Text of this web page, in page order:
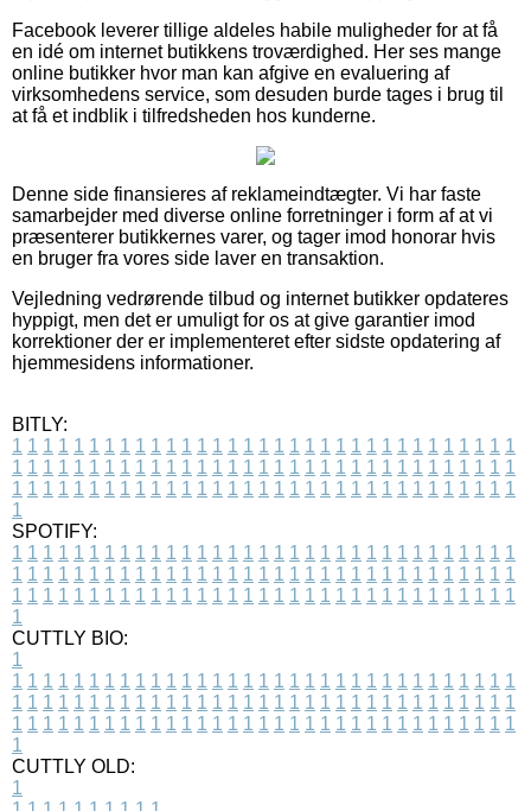
Facebook leverer tillige aldeles habile muligheder for at få
en idé om internet butikkens troværdighed. Her ses mange
online butikker hvor man kan afgive en evaluering af
virksomhedens service, som desuden burde tages i brug til
at få et indblik i tilfredsheden hos kunderne.
Denne side finansieres af reklameindtægter. Vi har faste
samarbejder med diverse online forretninger i form af at vi
præsenterer butikkernes varer, og tager imod honorar hvis
en bruger fra vores side laver en transaktion.
Vejledning vedrørende tilbud og internet butikker opdateres
hyppigt, men det er umuligt for os at give garantier imod
korrektioner der er implementeret efter sidste opdatering af
hjemmesidens informationer.
BITLY:
1 1 1 1 1 1 1 1 1 1 1 1 1 1 1 1 1 1 1 1 1 1 1 1 1 1 1 1 1 1 1 1 1
1 1 1 1 1 1 1 1 1 1 1 1 1 1 1 1 1 1 1 1 1 1 1 1 1 1 1 1 1 1 1 1 1
1 1 1 1 1 1 1 1 1 1 1 1 1 1 1 1 1 1 1 1 1 1 1 1 1 1 1 1 1 1 1 1 1
1
SPOTIFY:
1 1 1 1 1 1 1 1 1 1 1 1 1 1 1 1 1 1 1 1 1 1 1 1 1 1 1 1 1 1 1 1 1
1 1 1 1 1 1 1 1 1 1 1 1 1 1 1 1 1 1 1 1 1 1 1 1 1 1 1 1 1 1 1 1 1
1 1 1 1 1 1 1 1 1 1 1 1 1 1 1 1 1 1 1 1 1 1 1 1 1 1 1 1 1 1 1 1 1
1
CUTTLY BIO:
1
1 1 1 1 1 1 1 1 1 1 1 1 1 1 1 1 1 1 1 1 1 1 1 1 1 1 1 1 1 1 1 1 1
1 1 1 1 1 1 1 1 1 1 1 1 1 1 1 1 1 1 1 1 1 1 1 1 1 1 1 1 1 1 1 1 1
1 1 1 1 1 1 1 1 1 1 1 1 1 1 1 1 1 1 1 1 1 1 1 1 1 1 1 1 1 1 1 1 1
1
CUTTLY OLD:
1